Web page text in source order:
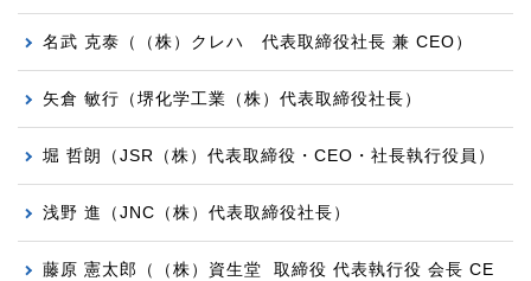
名武 克泰（（株）クレハ 代表取締役社長 兼 CEO）
矢倉 敏行（堺化学工業（株）代表取締役社長）
堀 哲朗 （JSR（株） 代表取締役・CEO・社長執行役員 ）
浅野 進（JNC（株）代表取締役社長）
藤原 憲太郎（（株）資生堂 取締役 代表執行役 会長 CE